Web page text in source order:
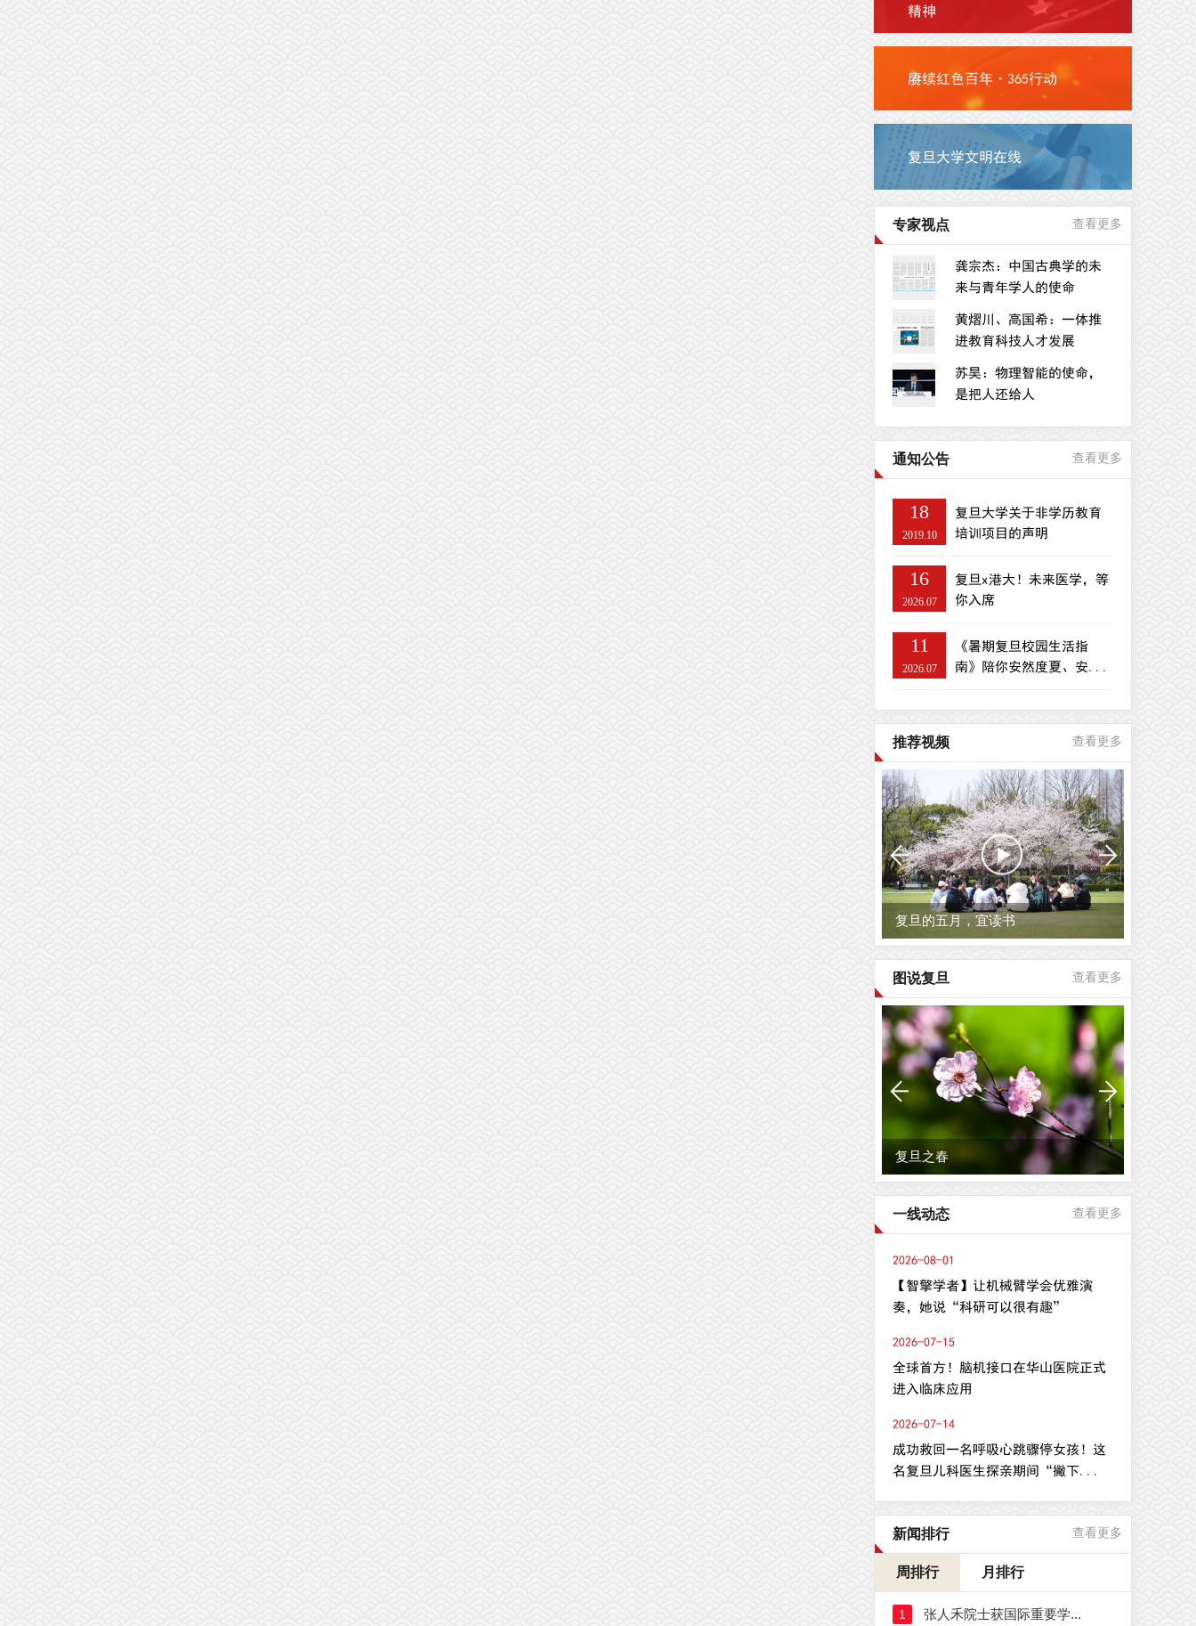
精神
赓续红色百年·365行动
复旦大学文明在线
专家视点 查看更多
龚宗杰：中国古典学的未
来与青年学人的使命
黄熠川、高国希：一体推
进教育科技人才发展
苏昊：物理智能的使命，
是把人还给人
通知公告 查看更多
18
2019.10
复旦大学关于非学历教育
培训项目的声明
16
2026.07
复旦x港大！未来医学，等
你入席
11
2026.07
《暑期复旦校园生活指
南》陪你安然度夏、安...
推荐视频 查看更多
复旦的五月，宜读书
图说复旦 查看更多
复旦之春
一线动态 查看更多
2026-08-01
【智擎学者】让机械臂学会优雅演
奏，她说“科研可以很有趣”
2026-07-15
全球首方！脑机接口在华山医院正式
进入临床应用
2026-07-14
成功救回一名呼吸心跳骤停女孩！这
名复旦儿科医生探亲期间“撇下...
新闻排行 查看更多
周排行 月排行